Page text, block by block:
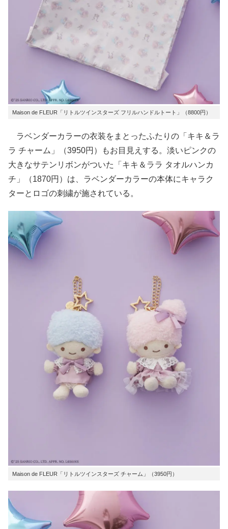
Maison de FLEUR「リトルツインスターズ フリルハンドルトート」（8800円）
ラベンダーカラーの衣装をまとったふたりの「キキ＆ラ
ラ チャーム」（3950円）もお目見えする。淡いピンクの
大きなサテンリボンがついた「キキ＆ララ タオルハンカ
チ」（1870円）は、ラベンダーカラーの本体にキャラク
ターとロゴの刺繍が施されている。
Maison de FLEUR「リトルツインスターズ チャーム」（3950円）